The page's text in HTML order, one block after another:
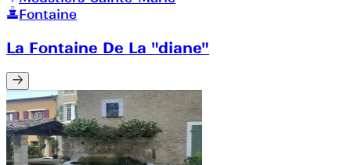
Fontaine
La Fontaine De La "diane"